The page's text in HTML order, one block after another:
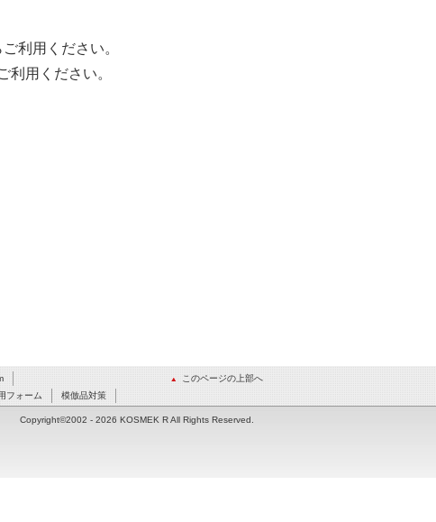
利用ください。
用ください。
このページの上部へ
フォーム 模倣品対策
Copyright©2002 - 2026 KOSMEK R All Rights Reserved.